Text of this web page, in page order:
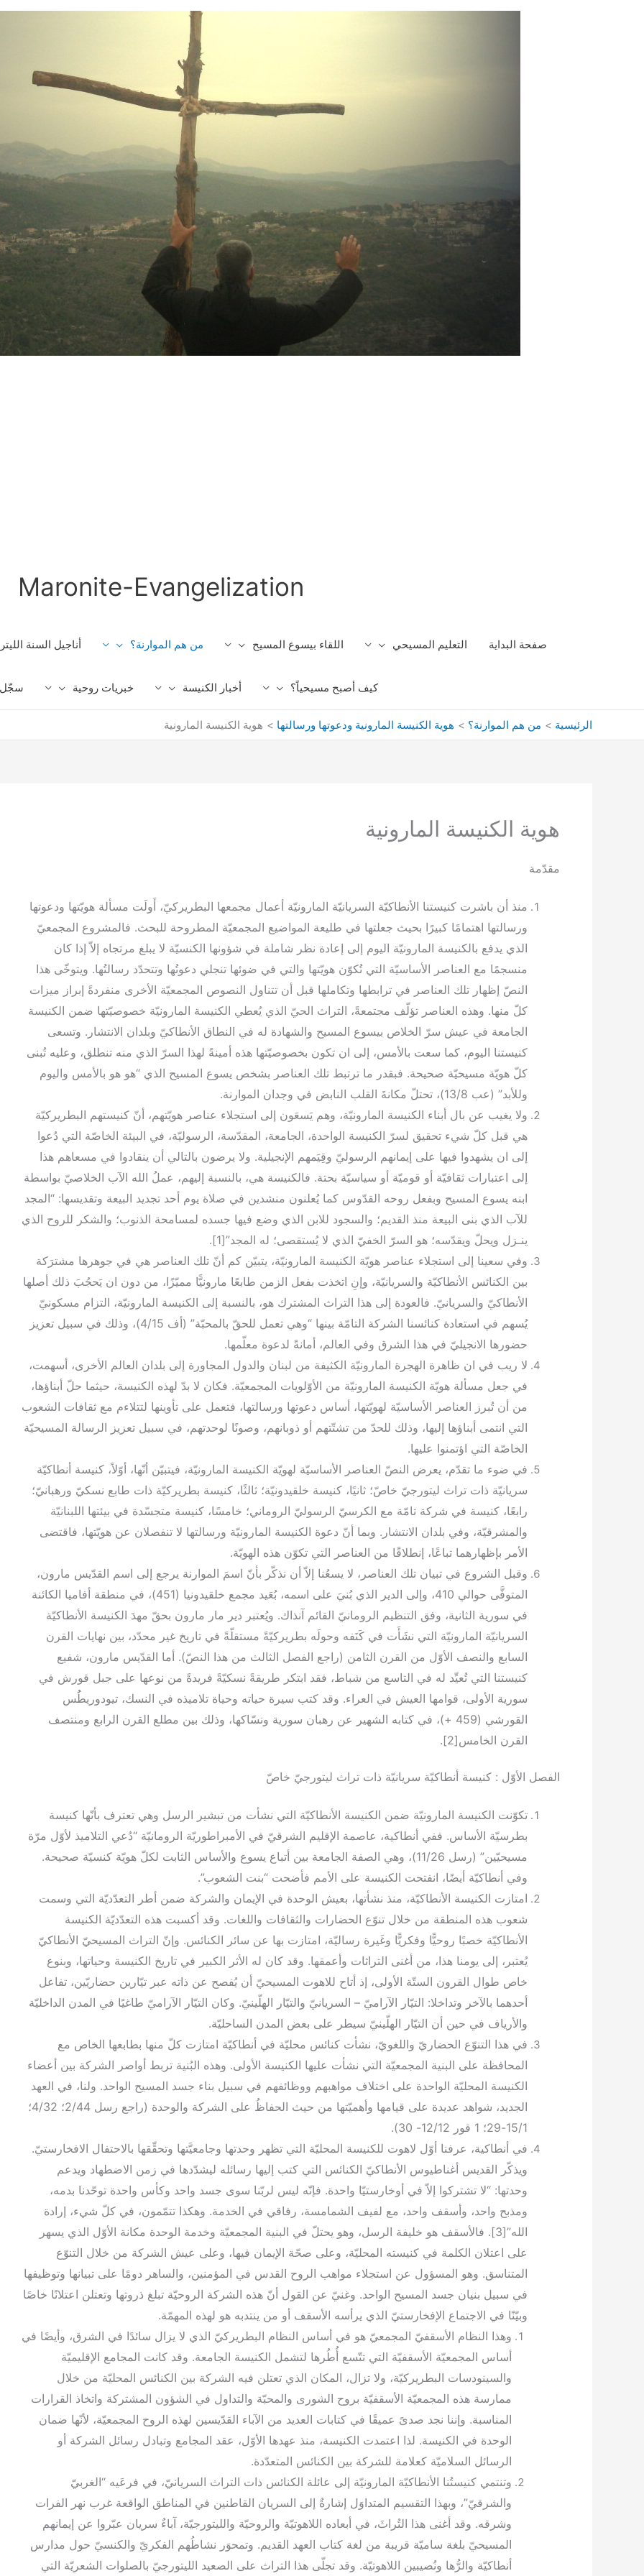
Maronite-Evangelization
صفحة البداية التعليم المسيحي اللقاء بيسوع المسيح من هم الموارنة؟ أناجيل السنة
كيف أصبح مسيحياً؟ أخبار الكنيسة خبريات روحية سجّل
الرئيسية من هم الموارنة؟ هوية الكنيسة المارونية ودعوتها ورسالتها هوية الكنيسة المارونية
هوية الكنيسة المارونية
مقدّمة
منذ أن باشرت كنيستنا الأنطاكيّة السريانيّة المارونيّة أعمال مجمعها البطريركيّ، أَولَت مسألة هويّتها ودعوتها
ورسالتها اهتمامًا كبيرًا بحيث جعلتها في طليعة المواضيع المجمعيّة المطروحة للبحث. فالمشروع المجمعيّ
الذي يدفع بالكنيسة المارونيّة اليوم إلى إعادة نظر شاملة في شؤونها الكنسيّة لا يبلغ مرتجاه إلاّ إذا كان
منسجمًا مع العناصر الأساسيّة التي تُكوّن هويّتها والتي في ضوئها تنجلي دعوتُها وتتحدّد رسالتُها. ويتوخّى هذا
النصّ إظهار تلك العناصر في ترابطها وتكاملها قبل أن تتناول النصوص المجمعيّة الأخرى منفردةً إبراز ميزات
كلّ منها. وهذه العناصر تؤلّف مجتمعةً، التراث الحيّ الذي يُعطي الكنيسة المارونيّة خصوصيّتها ضمن الكنيسة
الجامعة في عيش سرّ الخلاص بيسوع المسيح والشهادة له في النطاق الأنطاكيّ وبلدان الانتشار. وتسعى
كنيستنا اليوم، كما سعت بالأمس، إلى ان تكون بخصوصيّتها هذه أمينةً لهذا السرّ الذي منه تنطلق، وعليه تُبنى
كلّ هويّة مسيحيّة صحيحة. فبقدر ما ترتبط تلك العناصر بشخص يسوع المسيح الذي “هو هو بالأمس واليوم
وللأبد” (عب 13/8)، تحتلّ مكانةَ القلب النابض في وجدان الموارنة.
ولا يغيب عن بال أبناء الكنيسة المارونيّة، وهم يَسعَون إلى استجلاء عناصر هويّتهم، أنّ كنيستهم البطريركيّة
هي قبل كلّ شيء تحقيق لسرّ الكنيسة الواحدة، الجامعة، المقدّسة، الرسوليّة، في البيئة الخاصّة التي دُعوا
إلى ان يشهدوا فيها على إيمانهم الرسوليّ وقِيَمهم الإنجيلية. ولا يرضون بالتالي أن ينقادوا في مسعاهم هذا
إلى اعتبارات ثقافيّة أو قوميّة أو سياسيّة بحتة. فالكنيسة هي، بالنسبة إليهم، عملُ الله الآب الخلاصيّ بواسطة
ابنه يسوع المسيح وبفعل روحه القدّوس كما يُعلنون منشدين في صلاة يوم أحد تجديد البيعة وتقديسها: “المجد
للآب الذي بنى البيعة منذ القديم؛ والسجود للابن الذي وضع فيها جسده لمسامحة الذنوب؛ والشكر للروح الذي
ينـزل ويحلّ ويقدّسه؛ هو السرّ الخفيّ الذي لا يُستقصى؛ له المجد”[1].
وفي سعينا إلى استجلاء عناصر هويّة الكنيسة المارونيّة، يتبيّن كم أنّ تلك العناصر هي في جوهرها مشترَكة
بين الكنائس الأنطاكيّة والسريانيّة، وﺇنِ اتخذت بفعل الزمن طابعًا مارونيًّا مميّزًا، من دون ان يَحجُبَ ذلك أصلها
الأنطاكيّ والسريانيّ. فالعودة إلى هذا التراث المشترك هو، بالنسبة إلى الكنيسة المارونيّة، التزام مسكونيّ
يُسهم في استعادة كنائسنا الشركة التامّة بينها “وهي تعمل للحقّ بالمحبّة” (أف 4/15)، وذلك في سبيل تعزيز
حضورها الانجيليّ في هذا الشرق وفي العالم، أمانةً لدعوة معلّمها.
لا ريب في ان ظاهرة الهجرة المارونيّة الكثيفة من لبنان والدول المجاورة إلى بلدان العالم الأخرى، أسهمت،
في جعل مسألة هويّة الكنيسة المارونيّة من الأوّلويات المجمعيّة. فكان لا بدّ لهذه الكنيسة، حيثما حلّ أبناؤها،
من أن تُبرز العناصر الأساسيّة لهويّتها، أساس دعوتها ورسالتها، فتعمل على تأوينها لتتلاءم مع ثقافات الشعوب
التي انتمى أبناؤها إليها، وذلك للحدّ من تشتّتهم أو ذوبانهم، وصونًا لوحدتهم، في سبيل تعزيز الرسالة المسيحيّة
الخاصّة التي اؤتمنوا عليها.
في ضوء ما تقدّم، يعرض النصّ العناصر الأساسيّة لهويّة الكنيسة المارونيّة، فيتبيّن أنّها، أوّلاً، كنيسة أنطاكيّة
سريانيّة ذات تراث ليتورجيّ خاصّ؛ ثانيًا، كنيسة خلقيدونيّة؛ ثالثًا، كنيسة بطريركيّة ذات طابع نسكيّ ورهبانيّ؛
رابعًا، كنيسة في شركة تامّة مع الكرسيّ الرسوليّ الروماني؛ خامسًا، كنيسة متجسّدة في بيئتها اللبنانيّة
والمشرقيّة، وفي بلدان الانتشار. وبما أنّ دعوة الكنيسة المارونيّة ورسالتها لا تنفصلان عن هويّتها، فاقتضى
الأمر بإظهارهما تباعًا، إنطلاقًا من العناصر التي تكوّن هذه الهويّة.
وقبل الشروع في تبيان تلك العناصر، لا يسعُنا إلاّ أن نذكّر بأنّ اسمَ الموارنة يرجع إلى اسم القدّيس مارون،
المتوفَّى حوالي 410، وإلى الدير الذي بُنيَ على اسمه، بُعَيد مجمع خلقيدونيا (451)، في منطقة أفاميا الكائنة
في سورية الثانية، وفق التنظيم الرومانيّ القائم آنذاك. ويُعتبر دير مار مارون بحقّ مهدَ الكنيسة الأنطاكيّة
السريانيّة المارونيّة التي نشَأَت في كَنَفه وحولَه بطريركيّةً مستقلّةً في تاريخ غير محدّد، بين نهايات القرن
السابع والنصف الأوّل من القرن الثامن (راجع الفصل الثالث من هذا النصّ). أما القدّيس مارون، شفيع
كنيستنا التي تُعيِّد له في التاسع من شباط، فقد ابتكر طريقةً نسكيّةً فريدةً من نوعها على جبل قورش في
سورية الأولى، قوامها العيش في العراء. وقد كتب سيرة حياته وحياة تلاميذه في النسك، تيودوريطُُس
القورشي (459 +)، في كتابه الشهير عن رهبان سورية ونسّاكها، وذلك بين مطلع القرن الرابع ومنتصف
القرن الخامس[2].
الفصل الأوّل : كنيسة أنطاكيّة سريانيّة ذات تراث ليتورجيّ خاصّ
تكوّنت الكنيسة المارونيّة ضمن الكنيسة الأنطاكيّة التي نشأت من تبشير الرسل وهي تعترف بأنّها كنيسة
بطرسيّة الأساس. ففي أنطاكية، عاصمة الإقليم الشرقيّ في الأمبراطوريّة الرومانيّة “دُعي التلاميذ لأوّل مرّة
مسيحيّين” (رسل 11/26)، وهي الصفة الجامعة بين أتباع يسوع والأساس الثابت لكلّ هويّة كنسيّة صحيحة.
وفي أنطاكيّة أيضًا، انفتحت الكنيسة على الأمم فأضحت “بنت الشعوب”.
امتازت الكنيسة الأنطاكيّة، منذ نشأتها، بعيش الوحدة في الإيمان والشركة ضمن أطر التعدّديّة التي وسمت
شعوب هذه المنطقة من خلال تنوّع الحضارات والثقافات واللغات. وقد أكسبت هذه التعدّديّة الكنيسة
الأنطاكيّة خصبًا روحيًّا وفكريًّا وغَيرة رساليّة، امتازت بها عن سائر الكنائس. وإنّ التراث المسيحيّ الأنطاكيّ
يُعتبر، إلى يومنا هذا، من أغنى التراثات وأعمقها. وقد كان له الأثر الكبير في تاريخ الكنيسة وحياتها، وبنوع
خاص طوال القرون الستّة الأولى، إذ أتاح للاهوت المسيحيّ أن يُفصح عن ذاته عبر تيّارين حضاريّين، تفاعل
أحدهما بالآخر وتداخلا: التيّار الآراميّ – السريانيّ والتيّار الهلّينيّ. وكان التيّار الآراميّ طاغيًا في المدن الداخليّة
والأرياف في حين أن التيّار الهلّينيّ سيطر على بعض المدن الساحليّة.
في هذا التنوّع الحضاريّ واللغويّ، نشأت كنائس محليّة في أنطاكيّة امتازت كلّ منها بطابعها الخاص مع
المحافظة على البنية المجمعيّة التي نشأت عليها الكنيسة الأولى. وهذه البُنية تربط أواصر الشركة بين أعضاء
الكنيسة المحليّة الواحدة على اختلاف مواهبهم ووظائفهم في سبيل بناء جسد المسيح الواحد. ولنا، في العهد
الجديد، شواهد عديدة على قيامها وأهميّتها من حيث الحفاظُ على الشركة والوحدة (راجع رسل 2/44؛ 4/32؛
15/1-29؛ 1 قور 12/12- 30).
في أنطاكية، عرفنا أوّل لاهوت للكنيسة المحليّة التي تظهر وحدتها وجامعيَّتها وتحقِّقها بالاحتفال الافخارستيّ.
ويذكّر القديس أغناطيوس الأنطاكيّ الكنائس التي كتب إليها رسائله ليشدّدها في زمن الاضطهاد ويدعم
وحدتها: “لا تشتركوا إلاّ في أوخارستيّا واحدة. فإنّه ليس لربّنا سوى جسد واحد وكأس واحدة توحّدنا بدمه،
ومذبح واحد، وأسقف واحد، مع لفيف الشمامسة، رفاقي في الخدمة. وهكذا تتمّمون، في كلّ شيء، إرادة
الله”[3]. فالأسقف هو خليفة الرسل، وهو يحتلّ في البنية المجمعيّة وخدمة الوحدة مكانة الأوّل الذي يسهر
على اعتلان الكلمة في كنيسته المحليّة، وعلى صحّة الإيمان فيها، وعلى عيش الشركة من خلال التنوّع
المتناسق. وهو المسؤول عن استجلاء مواهب الروح القدس في المؤمنين، والساهر دومًا على تبيانها وتوظيفها
في سبيل بنيان جسد المسيح الواحد. وغنيّ عن القول أنّ هذه الشركة الروحيّة تبلغ ذروتها وتعتلن اعتلانًا خاصًا
وبيّنًا في الاجتماع الإفخارستيّ الذي يرأسه الأسقف أو من ينتدبه هو لهذه المهمّة.
وهذا النظام الأسقفيّ المجمعيّ هو في أساس النظام البطريركيّ الذي لا يزال سائدًا في الشرق، وأيضًا في
أساس المجمعيّة الأسقفيّة التي تتّسع أُطُرها لتشمل الكنيسة الجامعة. وقد كانت المجامع الإقليميّة
والسينودسات البطريركيّة، ولا تزال، المكان الذي تعتلن فيه الشركة بين الكنائس المحليّة من خلال
ممارسة هذه المجمعيّة الأسقفيّة بروح الشورى والمحبّة والتداول في الشؤون المشتركة واتخاذ القرارات
المناسبة. وإننا نجد صدىً عميقًا في كتابات العديد من الآباء القدّيسين لهذه الروح المجمعيّة، لأنّها ضمان
الوحدة في الكنيسة. لذا اعتمدت الكنيسة، منذ عهدها الأوّل، عقد المجامع وتبادل رسائل الشركة أو
الرسائل السلاميّة كعلامة للشركة بين الكنائس المتعدّدة.
وتنتمي كنيستُنا الأنطاكيّة المارونيّة إلى عائلة الكنائس ذات التراث السريانيّ، في فرعَيه “الغربيّ
والشرقيّ”، وبهذا التقسيم المتداوَل إشارةٌ إلى السريان القاطنين في المناطق الواقعة غرب نهر الفرات
وشرقه. وقد أغنى هذا التُراثَ، في أبعاده اللاهوتيّة والروحيّة والليتورجيّة، آباءٌ سريان عبّروا عن إيمانهم
المسيحيّ بلغة ساميّة قريبة من لغة كتاب العهد القديم. وتمحوَر نشاطُهم الفكريّ والكنسيّ حول مدارس
أنطاكيّة والرُّها ونُصيبين اللاهوتيّة. وقد تجلّى هذا التراث على الصعيد الليتورجيّ بالصلوات الشعريّة التي